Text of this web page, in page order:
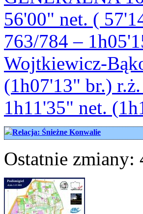
56'00" net. (
763/784 –
Wojtkiewicz-
(1h07'13" br.)
1h11'35" net.
Relacja: Śnieżne Konwalie
Ostatnie zmiany: